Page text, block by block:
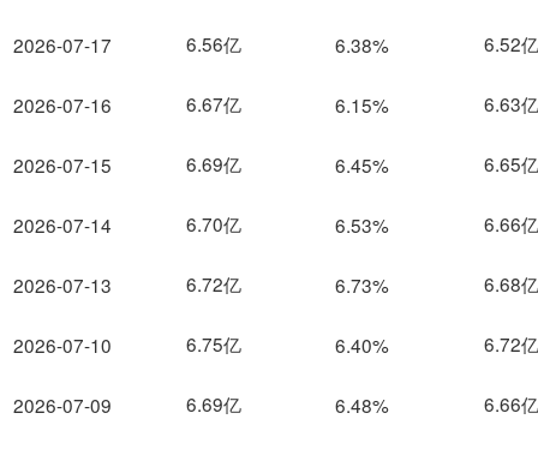
2026-07-17
2026-07-16
2026-07-15
2026-07-14
2026-07-13
2026-07-10
2026-07-09
6.56亿 6.38% 6.52亿
6.67亿 6.15% 6.63亿
6.69亿 6.45% 6.65亿
6.70亿 6.53% 6.66亿
6.72亿 6.73% 6.68亿
6.75亿 6.40% 6.72亿
6.69亿 6.48% 6.66亿